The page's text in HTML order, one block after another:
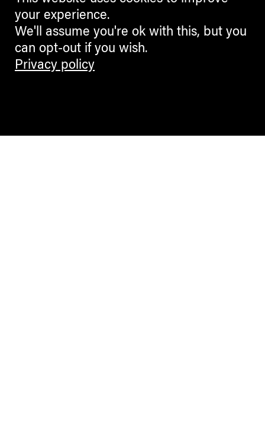
your experience.
We'll assume you're ok with this, but you
can opt-out if you wish.
Privacy policy